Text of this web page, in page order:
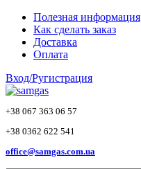
Skip to main content
Полезная информация
Как сделать заказ
Доставка
Оплата
Вход/Ругистрация
+38 067 363 06 57
+38 0362 622 541
office@samgas.com.ua